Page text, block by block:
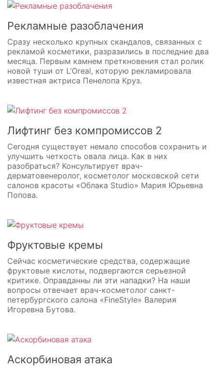
Рекламные разоблачения
Сразу несколько крупных скандалов, связанных с
рекламой косметики, разразились в последние два
месяца. Первым камнем преткновения стал ролик
новой туши от L’Oreal, которую рекламировала
известная актриса Пенелопа Круз.
Лифтинг без компромиссов 2
Сегодня существует немало способов сохранить и
улучшить четкость овала лица. Как в них
разобраться? Консультирует врач-
дерматовенеролог, косметолог московской сети
салонов красоты «Облака Studio» Мария Юрьевна
Попова.
Фруктовые кремы
Сейчас косметические средства, содержащие
фруктовые кислоты, подвергаются серьезной
критике. Оправданны ли эти нападки? На наши
вопросы отвечает врач-косметолог санкт-
петербургского салона «FineStyle» Валерия
Игоревна Бутова.
Аскорбиновая атака